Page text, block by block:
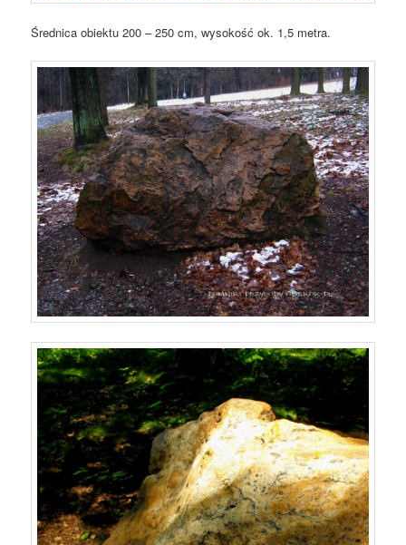
Średnica obiektu 200 – 250 cm, wysokość ok. 1,5 metra.